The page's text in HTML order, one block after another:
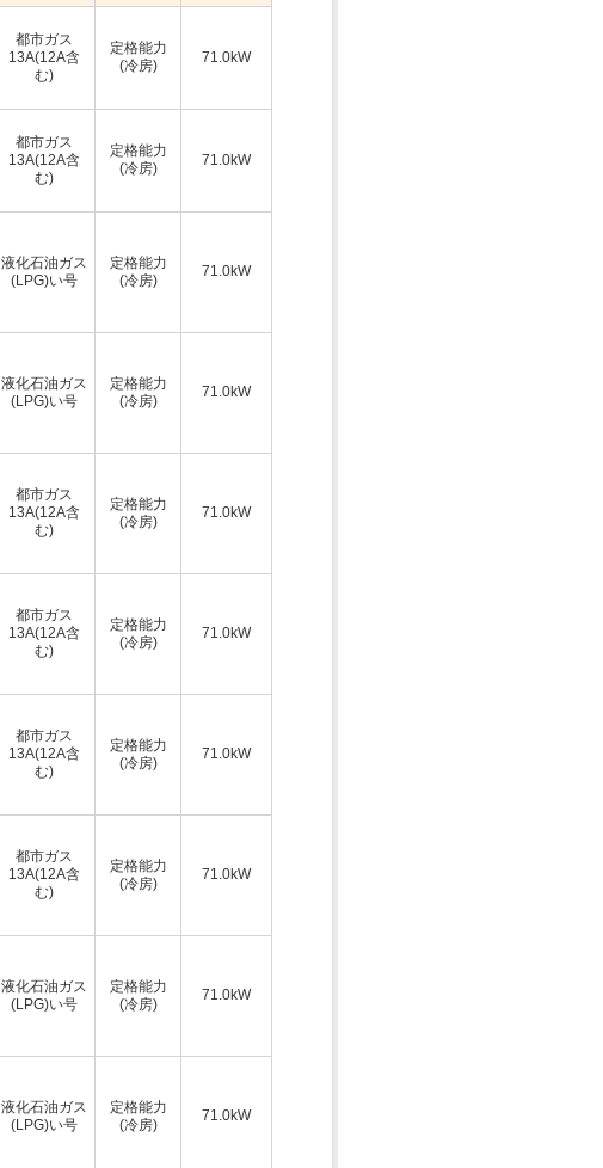
都市ガス
13A(12A含
む)
定格能力
(冷房)
71.0kW
都市ガス
13A(12A含
む)
定格能力
(冷房)
71.0kW
液化石油ガス
(LPG)い号
定格能力
(冷房)
71.0kW
液化石油ガス
(LPG)い号
定格能力
(冷房)
71.0kW
都市ガス
13A(12A含
む)
定格能力
(冷房)
71.0kW
都市ガス
13A(12A含
む)
定格能力
(冷房)
71.0kW
都市ガス
13A(12A含
む)
定格能力
(冷房)
71.0kW
都市ガス
13A(12A含
む)
定格能力
(冷房)
71.0kW
液化石油ガス
(LPG)い号
定格能力
(冷房)
71.0kW
液化石油ガス
(LPG)い号
定格能力
(冷房)
71.0kW